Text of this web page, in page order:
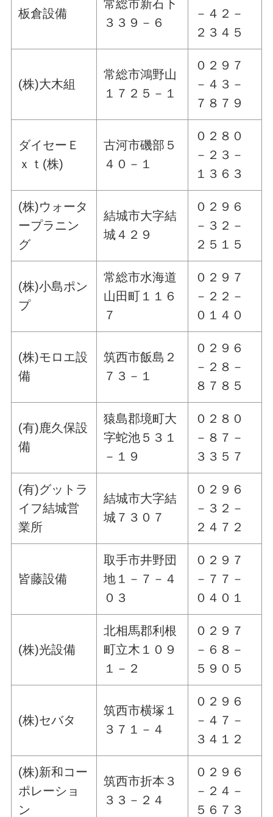
板倉設備
常総市新石下
３３９－６
－４２－
２３４５
(株)大木組
常総市鴻野山
１７２５－１
０２９７
－４３－
７８７９
ダイセーＥ
ｘｔ(株)
古河市磯部５
４０－１
０２８０
－２３－
１３６３
(株)ウォータ
ープラニン
グ
結城市大字結
城４２９
０２９６
－３２－
２５１５
(株)小島ポン
プ
常総市水海道
山田町１１６
７
０２９７
－２２－
０１４０
(株)モロエ設
備
筑西市飯島２
７３－１
０２９６
－２８－
８７８５
(有)鹿久保設
備
猿島郡境町大
字蛇池５３１
－１９
０２８０
－８７－
３３５７
(有)グットラ
イフ結城営
業所
結城市大字結
城７３０７
０２９６
－３２－
２４７２
皆藤設備
取手市井野団
地１－７－４
０３
０２９７
－７７－
０４０１
(株)光設備
北相馬郡利根
町立木１０９
１－２
０２９７
－６８－
５９０５
(株)セバタ
筑西市横塚１
３７１－４
０２９６
－４７－
３４１２
(株)新和コー
ポレーショ
ン
筑西市折本３
３３－２４
０２９６
－２４－
５６７３